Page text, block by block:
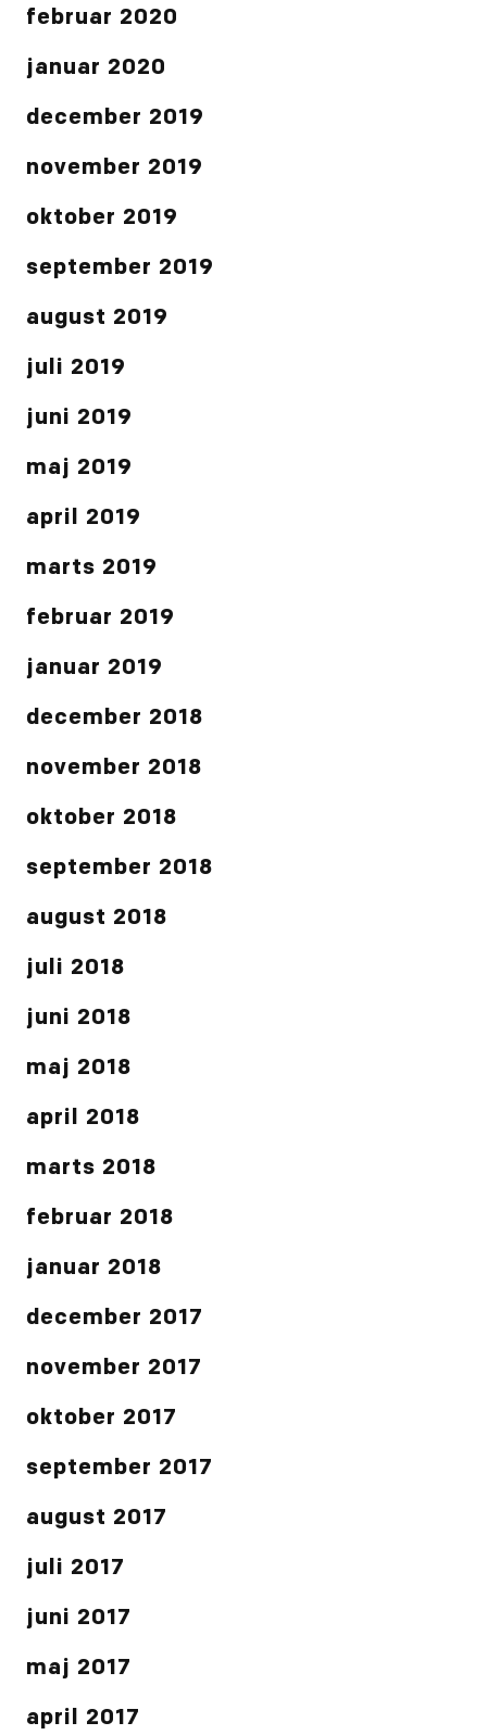
februar 2020
januar 2020
december 2019
november 2019
oktober 2019
september 2019
august 2019
juli 2019
juni 2019
maj 2019
april 2019
marts 2019
februar 2019
januar 2019
december 2018
november 2018
oktober 2018
september 2018
august 2018
juli 2018
juni 2018
maj 2018
april 2018
marts 2018
februar 2018
januar 2018
december 2017
november 2017
oktober 2017
september 2017
august 2017
juli 2017
juni 2017
maj 2017
april 2017